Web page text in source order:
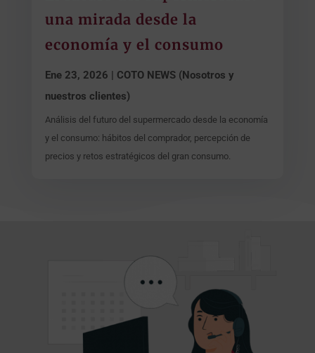
una mirada desde la
economía y el consumo
Ene 23, 2026 | COTO NEWS (Nosotros y
nuestros clientes)
Análisis del futuro del supermercado desde la economía
y el consumo: hábitos del comprador, percepción de
precios y retos estratégicos del gran consumo.